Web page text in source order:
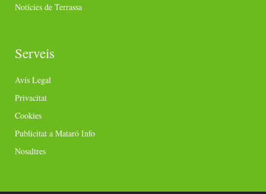
Notícies de Terrassa
Serveis
Avís Legal
Privacitat
Cookies
Publicitat a Mataró Info
Nosaltres